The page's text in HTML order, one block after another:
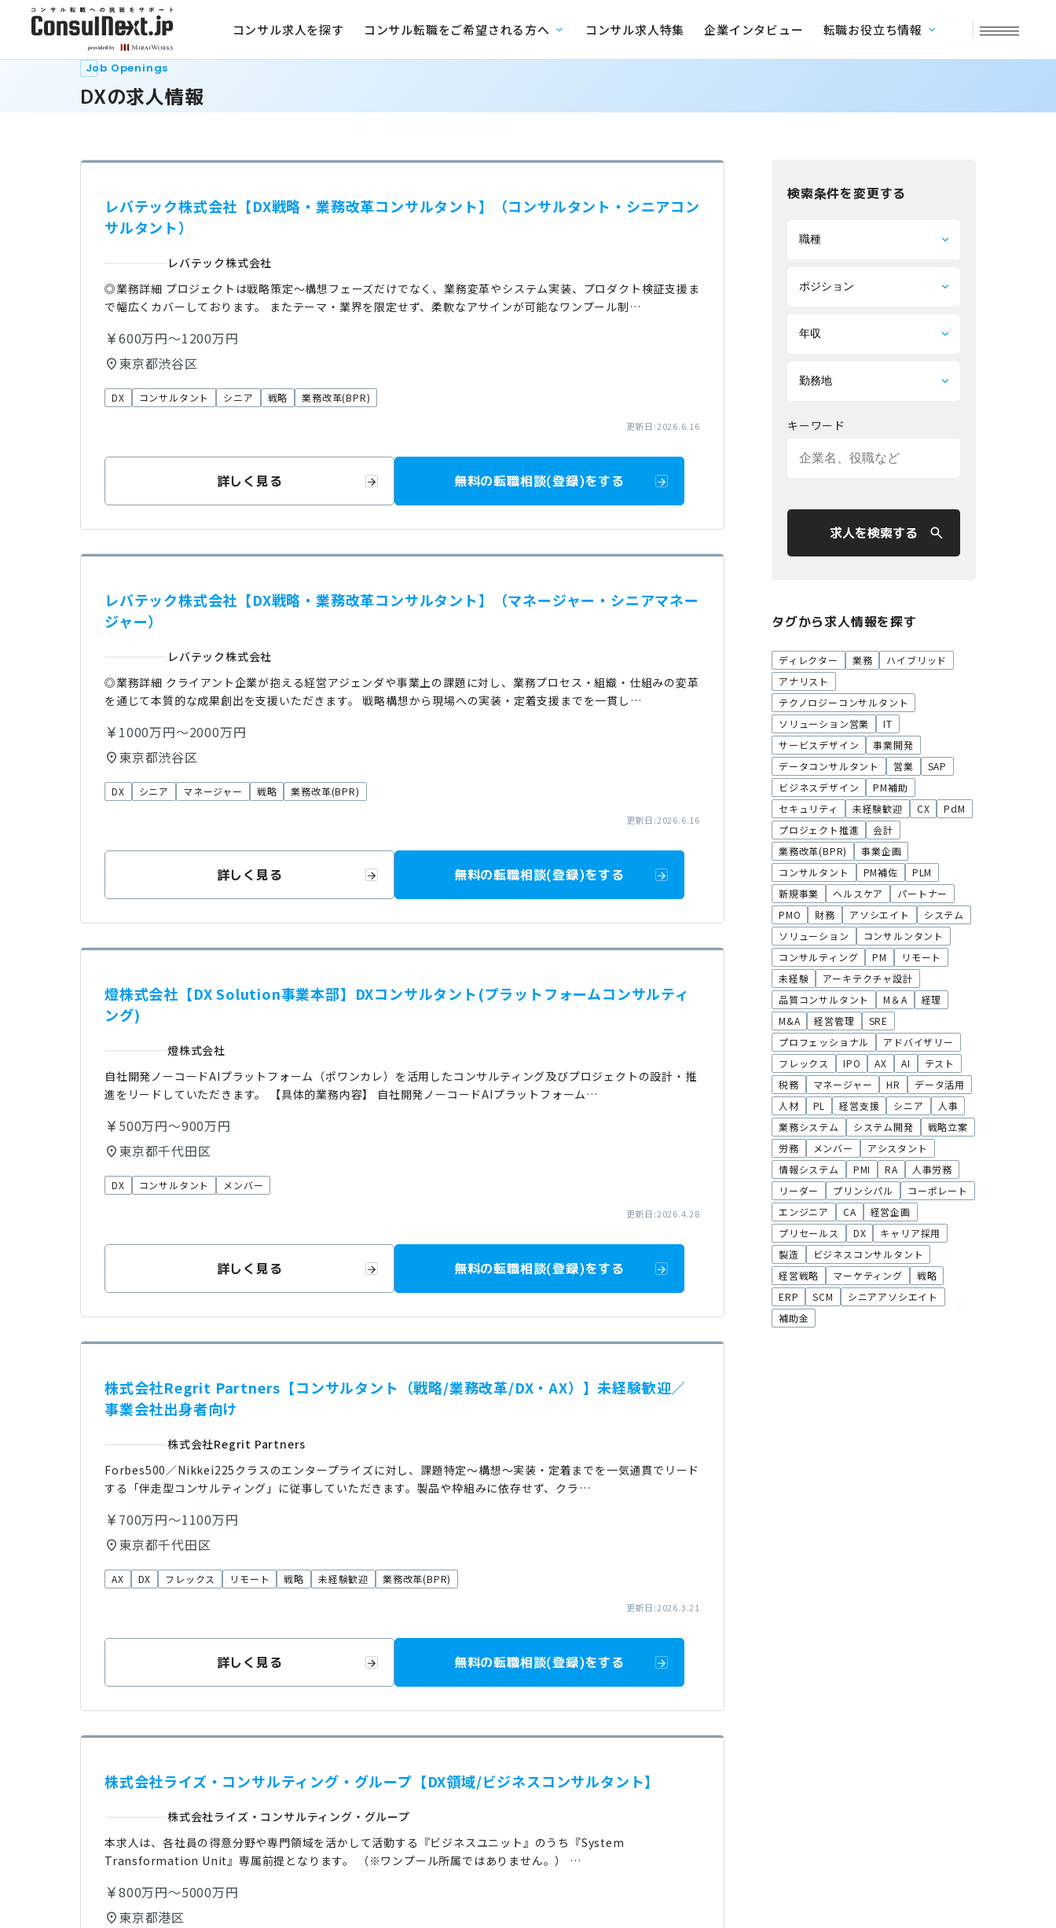
コンサル求人を探す コンサル転職をご希望される方へ コンサル求人特集 企業インタビュー 転職お役立ち情報
Job Openings
DXの求人情報
レバテック株式会社【DX戦略・業務改革コンサルタント】（コンサルタント・シニアコン
サルタント）
レバテック株式会社
◎業務詳細 プロジェクトは戦略策定〜構想フェーズだけでなく、業務変革やシステム実装、プロダクト検証支援ま
で幅広くカバーしております。 またテーマ・業界を限定せず、柔軟なアサインが可能なワンプール制…
600万円～1200万円
東京都渋谷区
DX コンサルタント シニア 戦略 業務改革(BPR)
更新日:2026.6.16
詳しく見る 無料の転職相談(登録)をする
レバテック株式会社【DX戦略・業務改革コンサルタント】（マネージャー・シニアマネー
ジャー）
レバテック株式会社
◎業務詳細 クライアント企業が抱える経営アジェンダや事業上の課題に対し、業務プロセス・組織・仕組みの変革
を通じて本質的な成果創出を支援いただきます。 戦略構想から現場への実装・定着支援までを一貫し…
1000万円～2000万円
東京都渋谷区
DX シニア マネージャー 戦略 業務改革(BPR)
更新日:2026.6.16
詳しく見る 無料の転職相談(登録)をする
燈株式会社【DX Solution事業本部】DXコンサルタント(プラットフォームコンサルティ
ング)
燈株式会社
自社開発ノーコードAIプラットフォーム（ポワンカレ）を活用したコンサルティング及びプロジェクトの設計・推
進をリードしていただきます。 【具体的業務内容】 自社開発ノーコードAIプラットフォーム…
500万円〜900万円
東京都千代田区
DX コンサルタント メンバー
更新日:2026.4.28
詳しく見る 無料の転職相談(登録)をする
株式会社Regrit Partners【コンサルタント（戦略/業務改革/DX・AX）】未経験歓迎／
事業会社出身者向け
株式会社Regrit Partners
Forbes500／Nikkei225クラスのエンタープライズに対し、課題特定〜構想〜実装・定着までを一気通貫でリード
する「伴走型コンサルティング」に従事していただきます。製品や枠組みに依存せず、クラ…
700万円～1100万円
東京都千代田区
AX DX フレックス リモート 戦略 未経験歓迎 業務改革(BPR)
更新日:2026.3.21
詳しく見る 無料の転職相談(登録)をする
株式会社ライズ・コンサルティング・グループ【DX領域/ビジネスコンサルタント】
株式会社ライズ・コンサルティング・グループ
本求人は、各社員の得意分野や専門領域を活かして活動する『ビジネスユニット』のうち『System
Transformation Unit』専属前提となります。 （※ワンプール所属ではありません。） …
800万円～5000万円
東京都港区
検索条件を変更する
キーワード
求人を検索する
タグから求人情報を探す
ディレクター 業務
ハイブリッド
アナリスト
テクノロジーコンサルタント
ソリューション営業
IT
サービスデザイン
事業開発
データコンサルタント
営業
SAP
ビジネスデザイン
PM補助
セキュリティ
未経験歓迎 CX
PdM
プロジェクト推進
会計
業務改革(BPR)
事業企画
コンサルタント
PM補佐
PLM
新規事業
ヘルスケア
パートナー
PMO
財務 アソシエイト
システム
ソリューション
コンサルンタント
コンサルティング
PM
リモート
未経験
アーキテクチャ設計
品質コンサルタント
M＆A
経理
M&A
経営管理
SRE
プロフェッショナル
アドバイザリー
フレックス
IPO AX AI
テスト
税務
マネージャー HR
データ活用
人材
PL 経営支援 シニア
人事
業務システム
システム開発
戦略立案
労務
メンバー
アシスタント
情報システム
PMI RA
人事労務
リーダー
プリンシパル
コーポレート
エンジニア
CA
経営企画
プリセールス
DX
キャリア採用
製造
ビジネスコンサルタント
経営戦略
マーケティング
戦略
ERP
SCM
シニアアソシエイト
補助金